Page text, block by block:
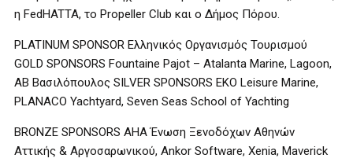
η FedHATTA, το Propeller Club και ο Δήμος Πόρου.
PLATINUM SPONSOR Ελληνικός Οργανισμός Τουρισμού
GOLD SPONSORS Fountaine Pajot – Atalanta Marine, Lagoon,
ΑΒ Βασιλόπουλος SILVER SPONSORS EKO Leisure Marine,
PLANACO Yachtyard, Seven Seas School of Yachting
BRONZE SPONSORS AHA Ένωση Ξενοδόχων Αθηνών
Αττικής & Αργοσαρωνικού, Ankor Software, Xenia, Maverick